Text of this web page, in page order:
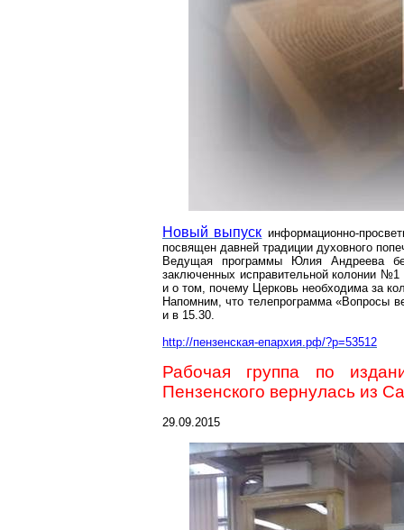
Новый выпуск информационно-
посвящен давней традиции духовного
Ведущая программы Юлия Андреева
заключенных исправительной колонии №1
и о том, почему Церковь необходима за
Напомним, что телепрограмма «Вопросы
и в 15.30.
http://пензенская-епархия.рф/?p=53512
Рабочая группа по
Пензенского вернулась из
29.09.2015